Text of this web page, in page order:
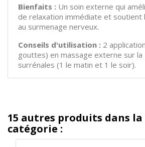
Bienfaits : Un soin externe qui
de relaxation immédiate et soutient
au surmenage nerveux.
Conseils d'utilisation : 2
gouttes) en massage externe sur la
surrénales (1 le matin et 1 le soir).
15 autres produits dans la
catégorie :